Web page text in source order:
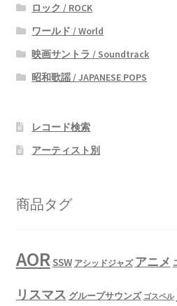
ロック / ROCK
ワールド / World
映画サントラ / Soundtrack
昭和歌謡 / JAPANESE POPS
レコード検索
アーティスト別
商品タグ
AORSSW アシッドジャズ アニメ
リスマス グループサウンズ ゴスペル